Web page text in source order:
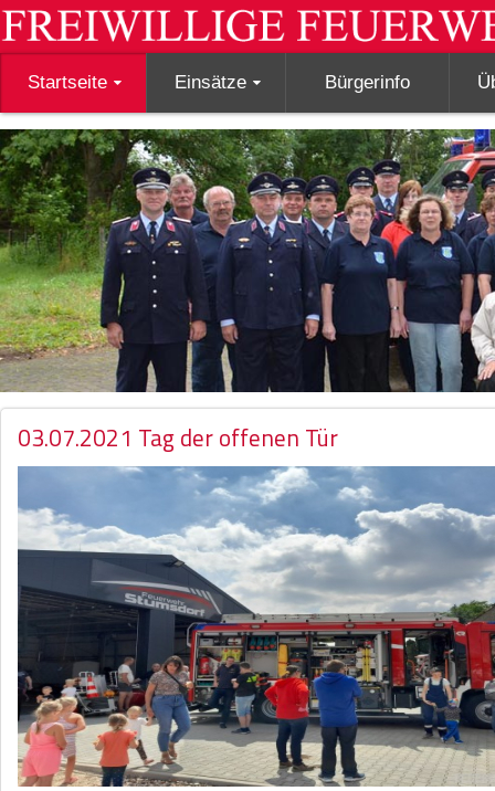
Startseite Einsätze Bürgerinfo
03.07.2021 Tag der offenen Tür